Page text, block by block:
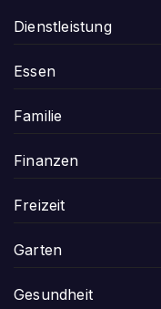
Dienstleistung
Essen
Familie
Finanzen
Freizeit
Garten
Gesundheit